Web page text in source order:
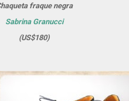
fraque negra
Sabrina Granucci
(US$180)